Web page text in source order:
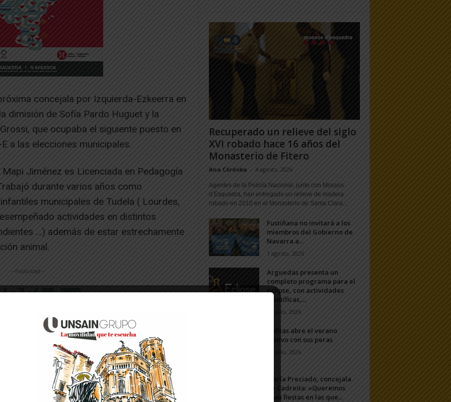
concejala por Izquierda-Ezkeerra en
dimisión de Sofía Pardo Huguet y la
que ocupaba el siguiente puesto en
a las elecciones municipales.
Jiménez es Licenciada en Pedagogía
durante varios años como
municipales de Tudela ( Lourdes,
actividades en distintos
…) además de estar estrechamente
animal.
-- Publicidad --
Recuperado un relieve del siglo
XVI robado hace 16 años del
Monasterio de Fitero
Ana Córdoba - 4 agosto, 2026
Agentes de la Policía Nacional, junto con Mossos
d’Esquadra, han entregado un relieve de madera
robado en 2010 en el Monasterio de Santa Clara...
Fustiñana no invitará a los
miembros del Gobierno de
Navarra a...
1 agosto, 2026
Arguedas presenta un
completo programa para el
eclipse, con actividades
científicas,...
20 julio, 2026
Ablitas abre el verano
festivo con sus peras
11 julio, 2026
María Preciado, concejala
de Cadreita: «Queremos
unas fiestas en las que...